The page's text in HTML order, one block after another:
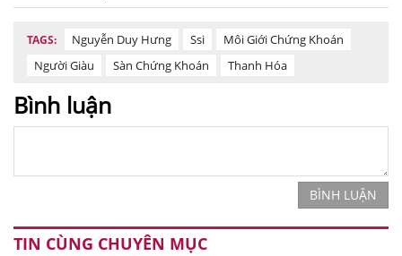
TAGS: Nguyễn Duy Hưng Ssi
Môi Giới Chứng Khoán
Người Giàu
Sàn Chứng Khoán Thanh Hóa
Bình luận
BÌNH LUẬN
TIN CÙNG CHUYÊN MỤC